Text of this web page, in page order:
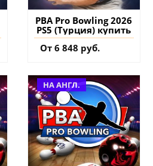
PBA Pro Bowling 2026
PS5 (Турция) купить
От 6 848 руб.
НА АНГЛ.